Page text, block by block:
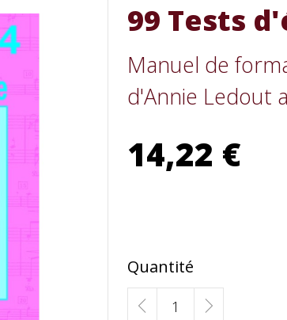
99 Tests
Manuel de
d'Annie Ledout
14,22 €
Quantité